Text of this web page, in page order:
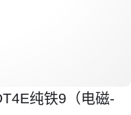
纯铁9（电磁-